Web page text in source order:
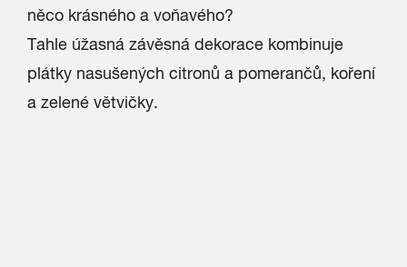
něco krásného a voňavého?
Tahle úžasná závěsná dekorace kombinuje
plátky nasušených citronů a pomerančů, koření
a zelené větvičky.